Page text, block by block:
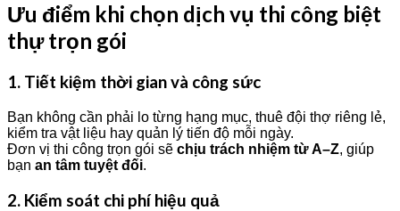
Ưu điểm khi chọn dịch vụ thi công biệt
thự trọn gói
1. Tiết kiệm thời gian và công sức
Bạn không cần phải lo từng hạng mục, thuê đội thợ riêng lẻ,
kiểm tra vật liệu hay quản lý tiến độ mỗi ngày.
Đơn vị thi công trọn gói sẽ chịu trách nhiệm từ A–Z, giúp
bạn an tâm tuyệt đối.
2. Kiểm soát chi phí hiệu quả